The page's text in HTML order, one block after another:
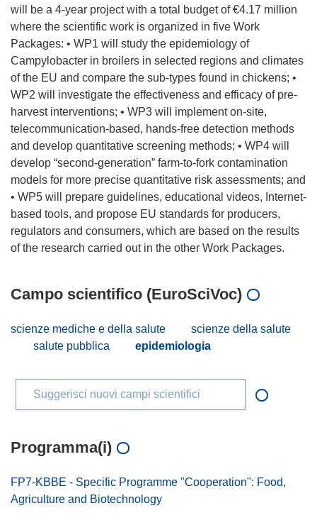
will be a 4-year project with a total budget of €4.17 million
where the scientific work is organized in five Work
Packages: • WP1 will study the epidemiology of
Campylobacter in broilers in selected regions and climates
of the EU and compare the sub-types found in chickens; •
WP2 will investigate the effectiveness and efficacy of pre-
harvest interventions; • WP3 will implement on-site,
telecommunication-based, hands-free detection methods
and develop quantitative screening methods; • WP4 will
develop “second-generation” farm-to-fork contamination
models for more precise quantitative risk assessments; and
• WP5 will prepare guidelines, educational videos, Internet-
based tools, and propose EU standards for producers,
regulators and consumers, which are based on the results
Campo scientifico (EuroSciVoc)
scienze mediche e della salute
scienze della salute
salute pubblica
epidemiologia
Suggerisci nuovi campi scientifici
Programma(i)
FP7-KBBE - Specific Programme "Cooperation": Food,
Agriculture and Biotechnology